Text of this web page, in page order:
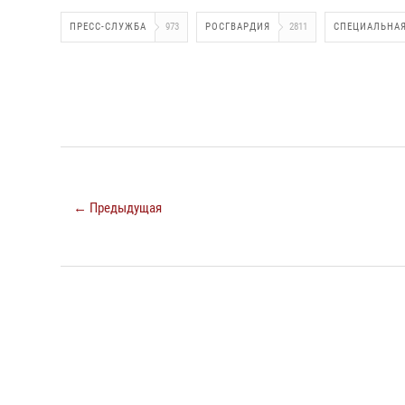
ПРЕСС-СЛУЖБА 973 РОСГВАРДИЯ 2811
← Предыдущая